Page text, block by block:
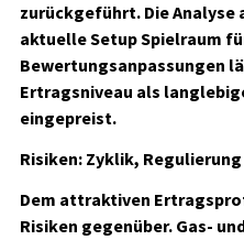
zurückgeführt. Die
aktuelle Setup Spielraum
Bewertungsanpassungen
Ertragsniveau als
eingepreist.
Risiken: Zyklik,
Dem attraktiven
Risiken gegenüber. Gas-